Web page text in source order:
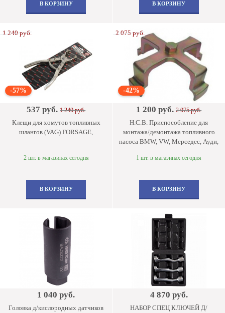
В КОРЗИНУ В КОРЗИНУ
1 240 руб.
-57%
537 руб.1 240 руб.
Клещи для хомутов топливных
шлангов (VAG) FORSAGE,
2 шт. в магазинах сегодня
В КОРЗИНУ
2 075 руб.
-42%
1 200 руб.2 075 руб.
Н.С.В. Приспособление для
монтажа/демонтажа топливного
насоса BMW, VW, Мерседес, Ауди,
1 шт. в магазинах сегодня
В КОРЗИНУ
1 040 руб.
Головка д/кислородных датчиков
4 870 руб.
НАБОР СПЕЦ КЛЮЧЕЙ Д/